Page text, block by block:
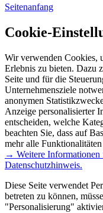
Seitenanfang
Cookie-
Wir verwenden Cookies,
Erlebnis zu bieten. Dazu
Seite und für die
Unternehmensziele
anonymen
Anzeige personalisierter
entscheiden, welche
beachten Sie, dass auf
mehr alle
→ Weitere Informationen
Datenschutzhinweis.
Diese Seite verwendet
betreten zu können,
"Personalisierung"